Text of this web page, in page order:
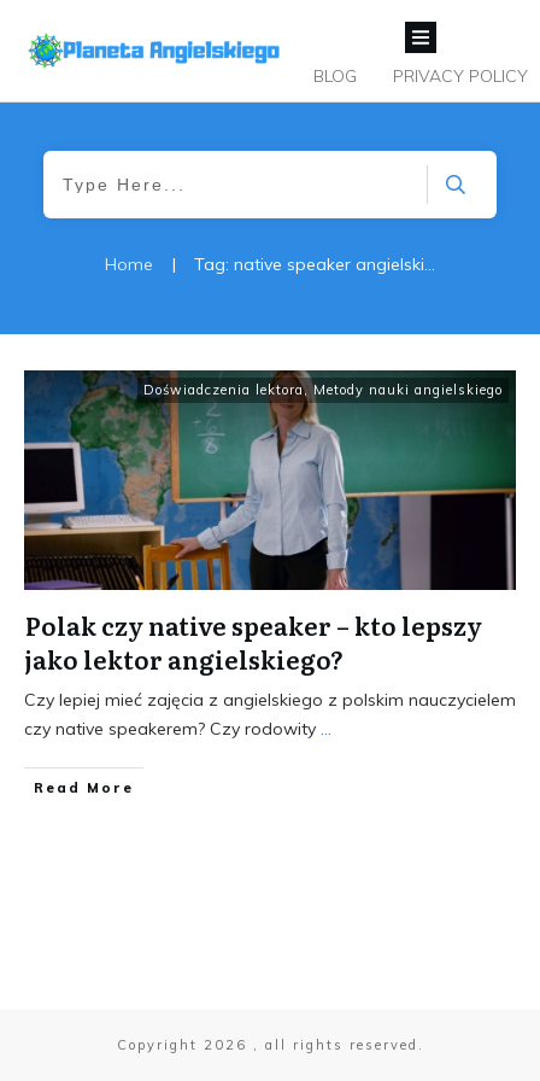
BLOG PRIVACY POLICY
Home |
Doświadczenia lektora,Metody nauki angielskiego
Polak czy native speaker – kto lepszy
jako lektor angielskiego?
Czy lepiej mieć zajęcia z angielskiego z polskim nauczycielem
czy native speakerem? Czy rodowity
​Read More
Copyright 2026 , all rights reserved.